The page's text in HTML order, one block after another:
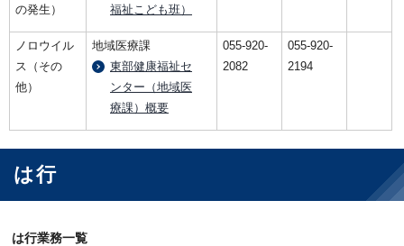
の発生）
福祉こども班）
ノロウイル
ス（その
他）
地域医療課
東部健康福祉セ
ンター（地域医
療課）概要
055-920-
2082
055-920-
2194
は行
は行業務一覧